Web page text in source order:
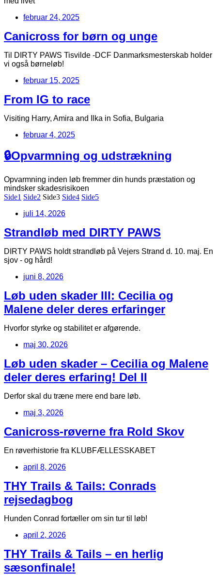
februar 24, 2025
Canicross for børn og unge
Til DIRTY PAWS Tisvilde -DCF Danmarksmesterskab holder
vi også børneløb!
februar 15, 2025
From IG to race
Visiting Harry, Amira and Ilka in Sofia, Bulgaria
februar 4, 2025
🔒Opvarmning og udstrækning
Opvarmning inden løb fremmer din hunds præstation og
mindsker skadesrisikoen
Side1 Side2 Side3 Side4 Side5
juli 14, 2026
Strandløb med DIRTY PAWS
DIRTY PAWS holdt strandløb på Vejers Strand d. 10. maj. En
sjov - og hård!
juni 8, 2026
Løb uden skader III: Cecilia og
Malene deler deres erfaringer
Hvorfor styrke og stabilitet er afgørende.
maj 30, 2026
Løb uden skader – Cecilia og Malene
deler deres erfaring! Del II
Derfor skal du træne mere end bare løb.
maj 3, 2026
Canicross-røverne fra Rold Skov
En røverhistorie fra KLUBFÆLLESSKABET
april 8, 2026
THY Trails & Tails: Conrads
rejsedagbog
Hunden Conrad fortæller om sin tur til løb!
april 2, 2026
THY Trails & Tails – en herlig
sæsonfinale!